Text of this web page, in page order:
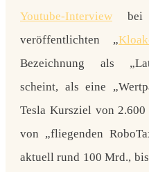
Youtube-Interview bei
veröffentlichten „
Bezeichnung als
scheint, als eine
Tesla Kursziel von 2.600
von „fliegenden
aktuell rund 100 Mrd.,